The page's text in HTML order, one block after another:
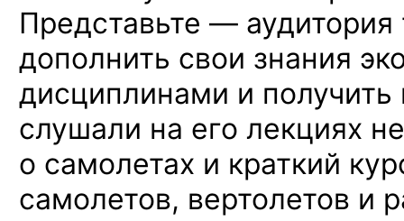
Представьте —
дополнить свои знания
дисциплинами и
слушали на его лекциях
о самолетах и краткий
самолетов, вертолетов и